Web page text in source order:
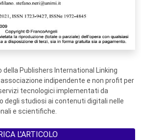
della Publishers International Linking
indipendente e non profit per
tecnologici implementati da
degli studiosi ai contenuti digitali nelle
e scientifiche.
L'ARTICOLO